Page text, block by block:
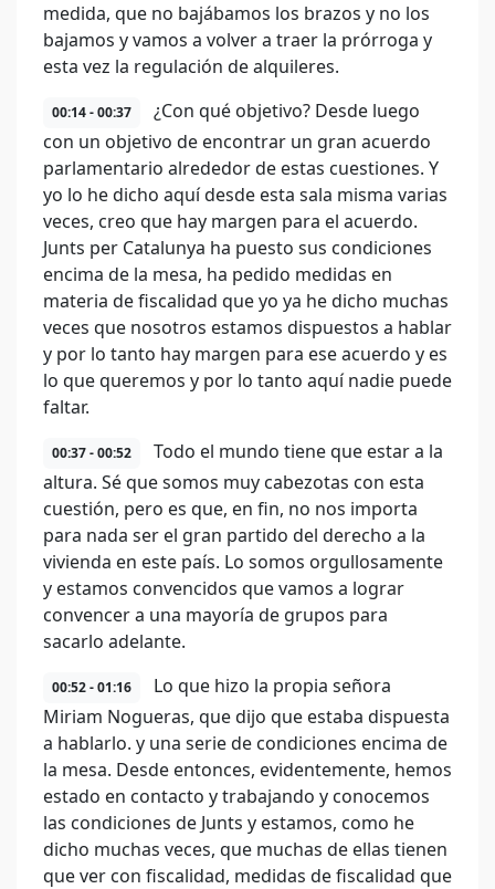
medida, que no bajábamos los brazos y no los
bajamos y vamos a volver a traer la prórroga y
esta vez la regulación de alquileres.
00:14 - 00:37
¿Con qué objetivo? Desde luego
con un objetivo de encontrar un gran acuerdo
parlamentario alrededor de estas cuestiones. Y
yo lo he dicho aquí desde esta sala misma varias
veces, creo que hay margen para el acuerdo.
Junts per Catalunya ha puesto sus condiciones
encima de la mesa, ha pedido medidas en
materia de fiscalidad que yo ya he dicho muchas
veces que nosotros estamos dispuestos a hablar
y por lo tanto hay margen para ese acuerdo y es
lo que queremos y por lo tanto aquí nadie puede
faltar.
00:37 - 00:52
Todo el mundo tiene que estar a la
altura. Sé que somos muy cabezotas con esta
cuestión, pero es que, en fin, no nos importa
para nada ser el gran partido del derecho a la
vivienda en este país. Lo somos orgullosamente
y estamos convencidos que vamos a lograr
convencer a una mayoría de grupos para
sacarlo adelante.
00:52 - 01:16
Lo que hizo la propia señora
Miriam Nogueras, que dijo que estaba dispuesta
a hablarlo. y una serie de condiciones encima de
la mesa. Desde entonces, evidentemente, hemos
estado en contacto y trabajando y conocemos
las condiciones de Junts y estamos, como he
dicho muchas veces, que muchas de ellas tienen
que ver con fiscalidad, medidas de fiscalidad que